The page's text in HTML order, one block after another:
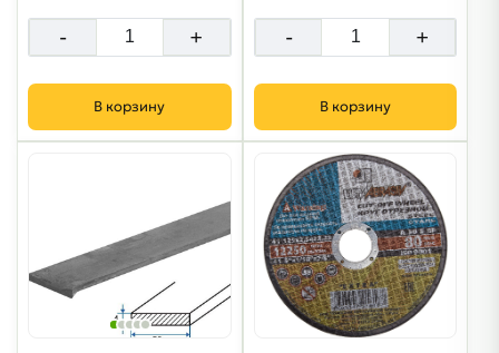
- +
В корзину
- +
В корзину